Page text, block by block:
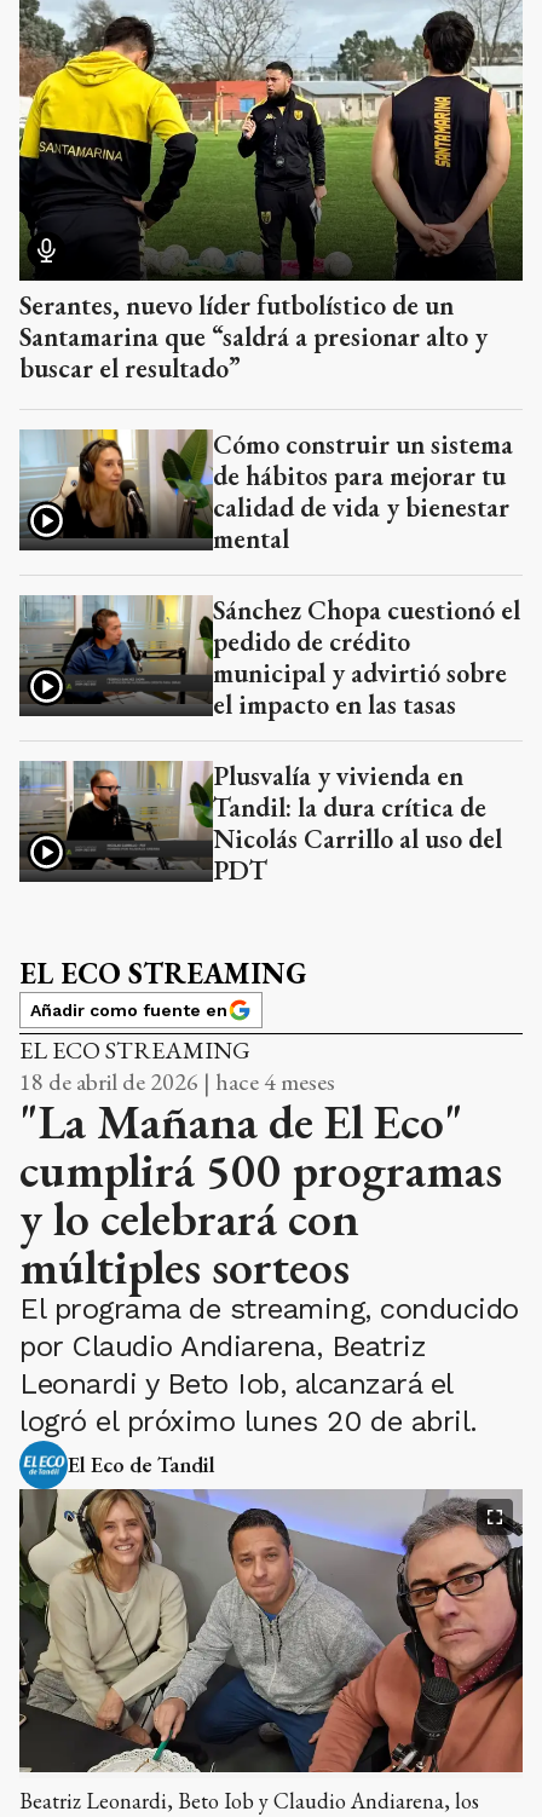
Serantes, nuevo líder futbolístico de un
Santamarina que “saldrá a presionar alto y
buscar el resultado”
Cómo construir un sistema
de hábitos para mejorar tu
calidad de vida y bienestar
mental
Sánchez Chopa cuestionó el
pedido de crédito
municipal y advirtió sobre
el impacto en las tasas
Plusvalía y vivienda en
Tandil: la dura crítica de
Nicolás Carrillo al uso del
PDT
EL ECO STREAMING
Añadir como fuente en
EL ECO STREAMING
18 de abril de 2026 | hace 4 meses
"La Mañana de El Eco"
cumplirá 500 programas
y lo celebrará con
múltiples sorteos
El programa de streaming, conducido
por Claudio Andiarena, Beatriz
Leonardi y Beto Iob, alcanzará el
logró el próximo lunes 20 de abril.
El Eco de Tandil
Beatriz Leonardi, Beto Iob y Claudio Andiarena, los